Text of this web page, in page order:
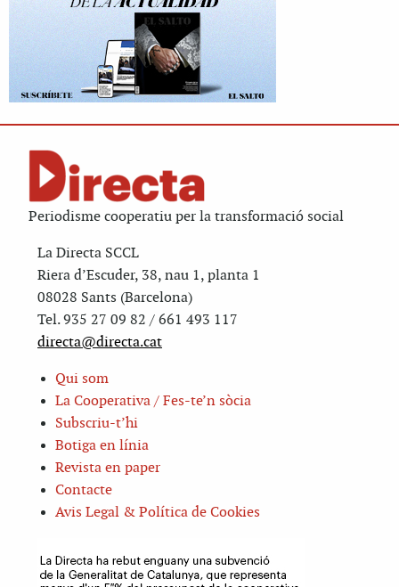
Periodisme cooperatiu per la transformació social
La Directa SCCL
Riera d’Escuder, 38, nau 1, planta 1
08028 Sants (Barcelona)
Tel. 935 27 09 82 / 661 493 117
directa@directa.cat
Qui som
La Cooperativa / Fes-te’n sòcia
Subscriu-t’hi
Botiga en línia
Revista en paper
Contacte
Avis Legal & Política de Cookies